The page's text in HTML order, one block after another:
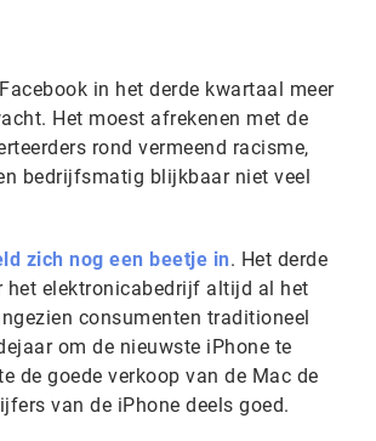
in het derde kwartaal meer
Het moest afrekenen met de
rond vermeend racisme,
bedrijfsmatig blijkbaar niet veel
zich nog een beetje in. Het derde
het elektronicabedrijf altijd al het
consumenten traditioneel
om de nieuwste iPhone te
de goede verkoop van de Mac de
van de iPhone deels goed.